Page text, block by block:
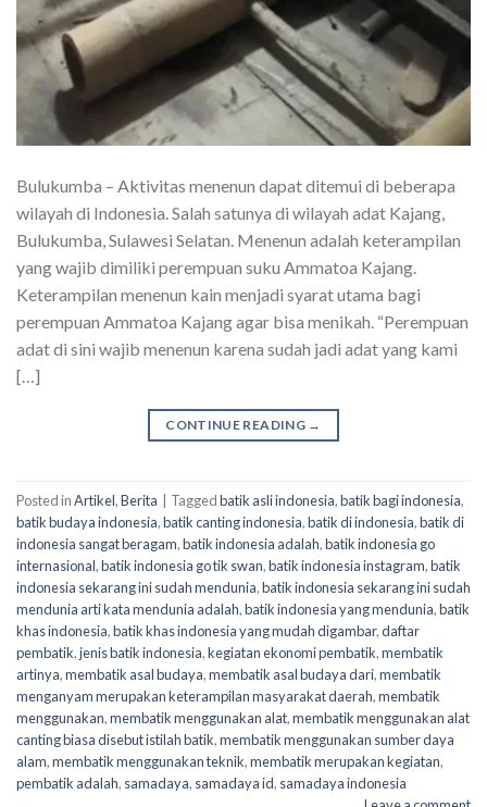
Bulukumba – Aktivitas menenun dapat ditemui di beberapa
wilayah di Indonesia. Salah satunya di wilayah adat Kajang,
Bulukumba, Sulawesi Selatan. Menenun adalah keterampilan
yang wajib dimiliki perempuan suku Ammatoa Kajang.
Keterampilan menenun kain menjadi syarat utama bagi
perempuan Ammatoa Kajang agar bisa menikah. “Perempuan
adat di sini wajib menenun karena sudah jadi adat yang kami
[…]
CONTINUE READING →
Posted inArtikel,Berita Taggedbatik asli indonesia,batik bagi indonesia,
batik budaya indonesia,batik canting indonesia,batik di indonesia,batik di
indonesia sangat beragam,batik indonesia adalah,batik indonesia go
internasional,batik indonesia go tik swan,batik indonesia instagram,batik
indonesia sekarang ini sudah mendunia,batik indonesia sekarang ini sudah
mendunia arti kata mendunia adalah,batik indonesia yang mendunia,batik
khas indonesia,batik khas indonesia yang mudah digambar,daftar
pembatik,jenis batik indonesia,kegiatan ekonomi pembatik,membatik
artinya,membatik asal budaya,membatik asal budaya dari,membatik
menganyam merupakan keterampilan masyarakat daerah,membatik
menggunakan,membatik menggunakan alat,membatik menggunakan alat
canting biasa disebut istilah batik,membatik menggunakan sumber daya
alam,membatik menggunakan teknik,membatik merupakan kegiatan,
pembatik adalah, samadaya, samadaya id, samadaya indonesia